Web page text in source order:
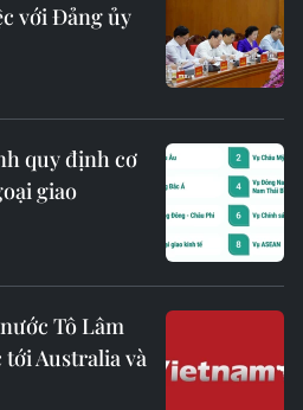
với Đảng ủy
quy định cơ
giao
Tô Lâm
tới Australia và